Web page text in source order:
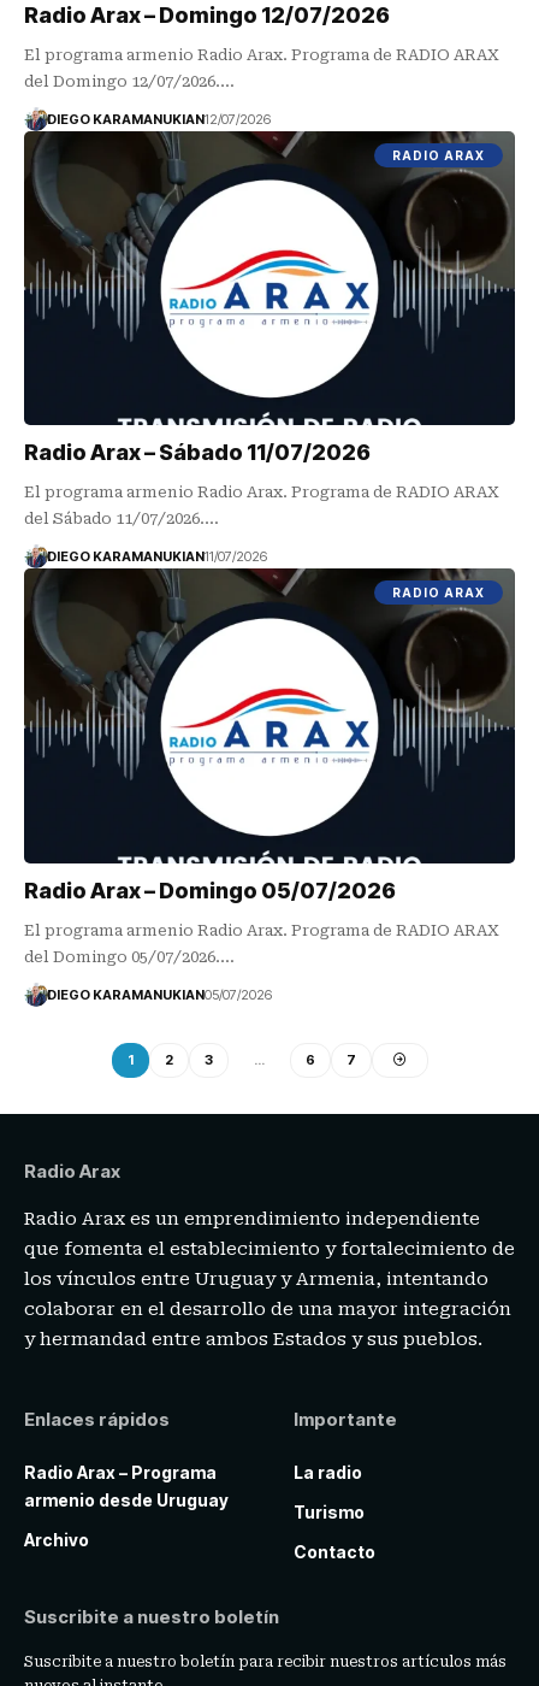
Radio Arax – Domingo 12/07/2026
El programa armenio Radio Arax. Programa de RADIO ARAX
del Domingo 12/07/2026.…
DIEGO KARAMANUKIAN12/07/2026
RADIO ARAX
Radio Arax – Sábado 11/07/2026
El programa armenio Radio Arax. Programa de RADIO ARAX
del Sábado 11/07/2026.…
DIEGO KARAMANUKIAN11/07/2026
RADIO ARAX
Radio Arax – Domingo 05/07/2026
El programa armenio Radio Arax. Programa de RADIO ARAX
del Domingo 05/07/2026.…
DIEGO KARAMANUKIAN05/07/2026
1 2 3 … 6 7
Radio Arax
Radio Arax es un emprendimiento independiente
que fomenta el establecimiento y fortalecimiento de
los vínculos entre Uruguay y Armenia, intentando
colaborar en el desarrollo de una mayor integración
y hermandad entre ambos Estados y sus pueblos.
Enlaces rápidos
Radio Arax – Programa
armenio desde Uruguay
Archivo
Importante
La radio
Turismo
Contacto
Suscribite a nuestro boletín
Suscribite a nuestro boletín para recibir nuestros artículos más